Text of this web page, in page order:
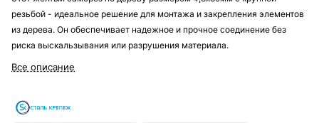
резьбой - идеальное решение для монтажа и закрепления элементов
из дерева. Он обеспечивает надежное и прочное соединение без
риска выскальзывания или разрушения материала.
Все описание